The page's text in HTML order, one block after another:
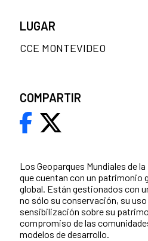
Los Geoparques Mundiales de
que cuentan con un patrimonio
global. Están gestionados con
no sólo su conservación, su
sensibilización sobre su
compromiso de las
modelos de desarrollo.
LUGAR
CCE MONTEVIDEO
COMPARTIR